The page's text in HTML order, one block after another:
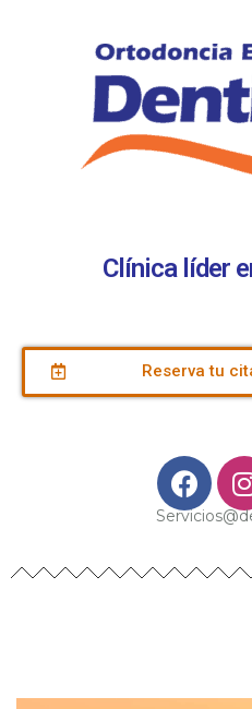
Clínica líder
Reserva tu